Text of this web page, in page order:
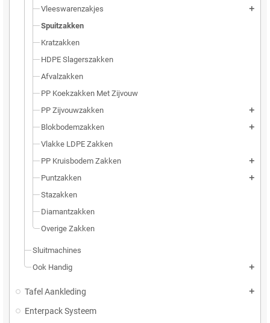
Vleeswarenzakjes
add
Spuitzakken
Kratzakken
HDPE Slagerszakken
Afvalzakken
PP Koekzakken Met Zijvouw
PP Zijvouwzakken
add
Blokbodemzakken add
Vlakke LDPE Zakken
PP Kruisbodem Zakken
add
Puntzakken add
Stazakken
Diamantzakken
Overige Zakken
Sluitmachines
Ook Handig
add
Tafel Aankleding add
Enterpack Systeem